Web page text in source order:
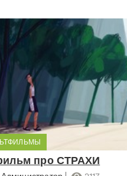
про СТРАХИ